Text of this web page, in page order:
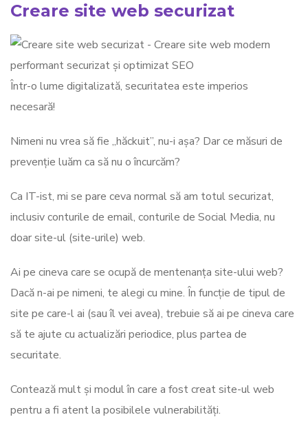
Creare site web securizat
Într-o lume digitalizată, securitatea este imperios
necesară!
Nimeni nu vrea să fie „hăckuit”, nu-i așa? Dar ce măsuri de
prevenție luăm ca să nu o încurcăm?
Ca IT-ist, mi se pare ceva normal să am totul securizat,
inclusiv conturile de email, conturile de Social Media, nu
doar site-ul (site-urile) web.
Ai pe cineva care se ocupă de mentenanța site-ului web?
Dacă n-ai pe nimeni, te alegi cu mine. În funcție de tipul de
site pe care-l ai (sau îl vei avea), trebuie să ai pe cineva care
să te ajute cu actualizări periodice, plus partea de
securitate.
Contează mult și modul în care a fost creat site-ul web
pentru a fi atent la posibilele vulnerabilități.